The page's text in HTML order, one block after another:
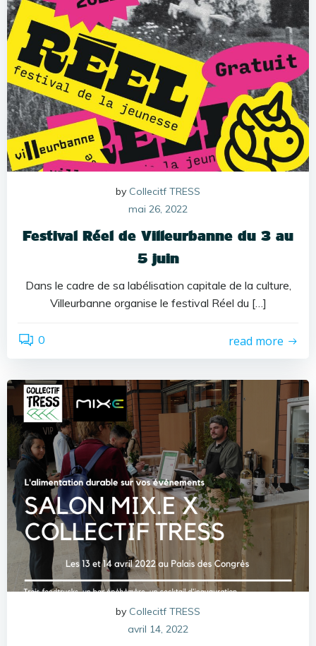
by Collecitf TRESS
mai 26, 2022
Festival Réel de Villeurbanne du 3 au
5 juin
Dans le cadre de sa labélisation capitale de la culture,
Villeurbanne organise le festival Réel du […]
0 read more
by Collecitf TRESS
avril 14, 2022